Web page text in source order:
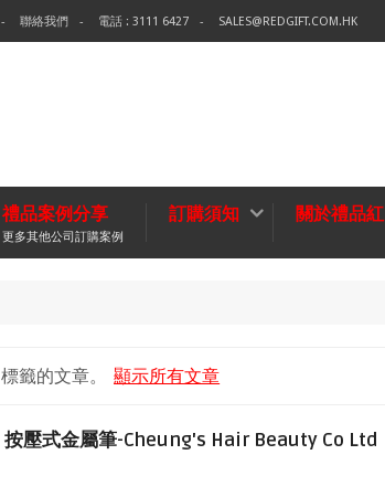
聯絡我們 電話 : 3111 6427 SALES@REDGIFT.COM.HK
禮品案例分享
更多其他公司訂購案例
訂購須知 關於禮品紅
標籤的文章。 顯示所有文章
按壓式金屬筆-Cheung's Hair Beauty Co Ltd